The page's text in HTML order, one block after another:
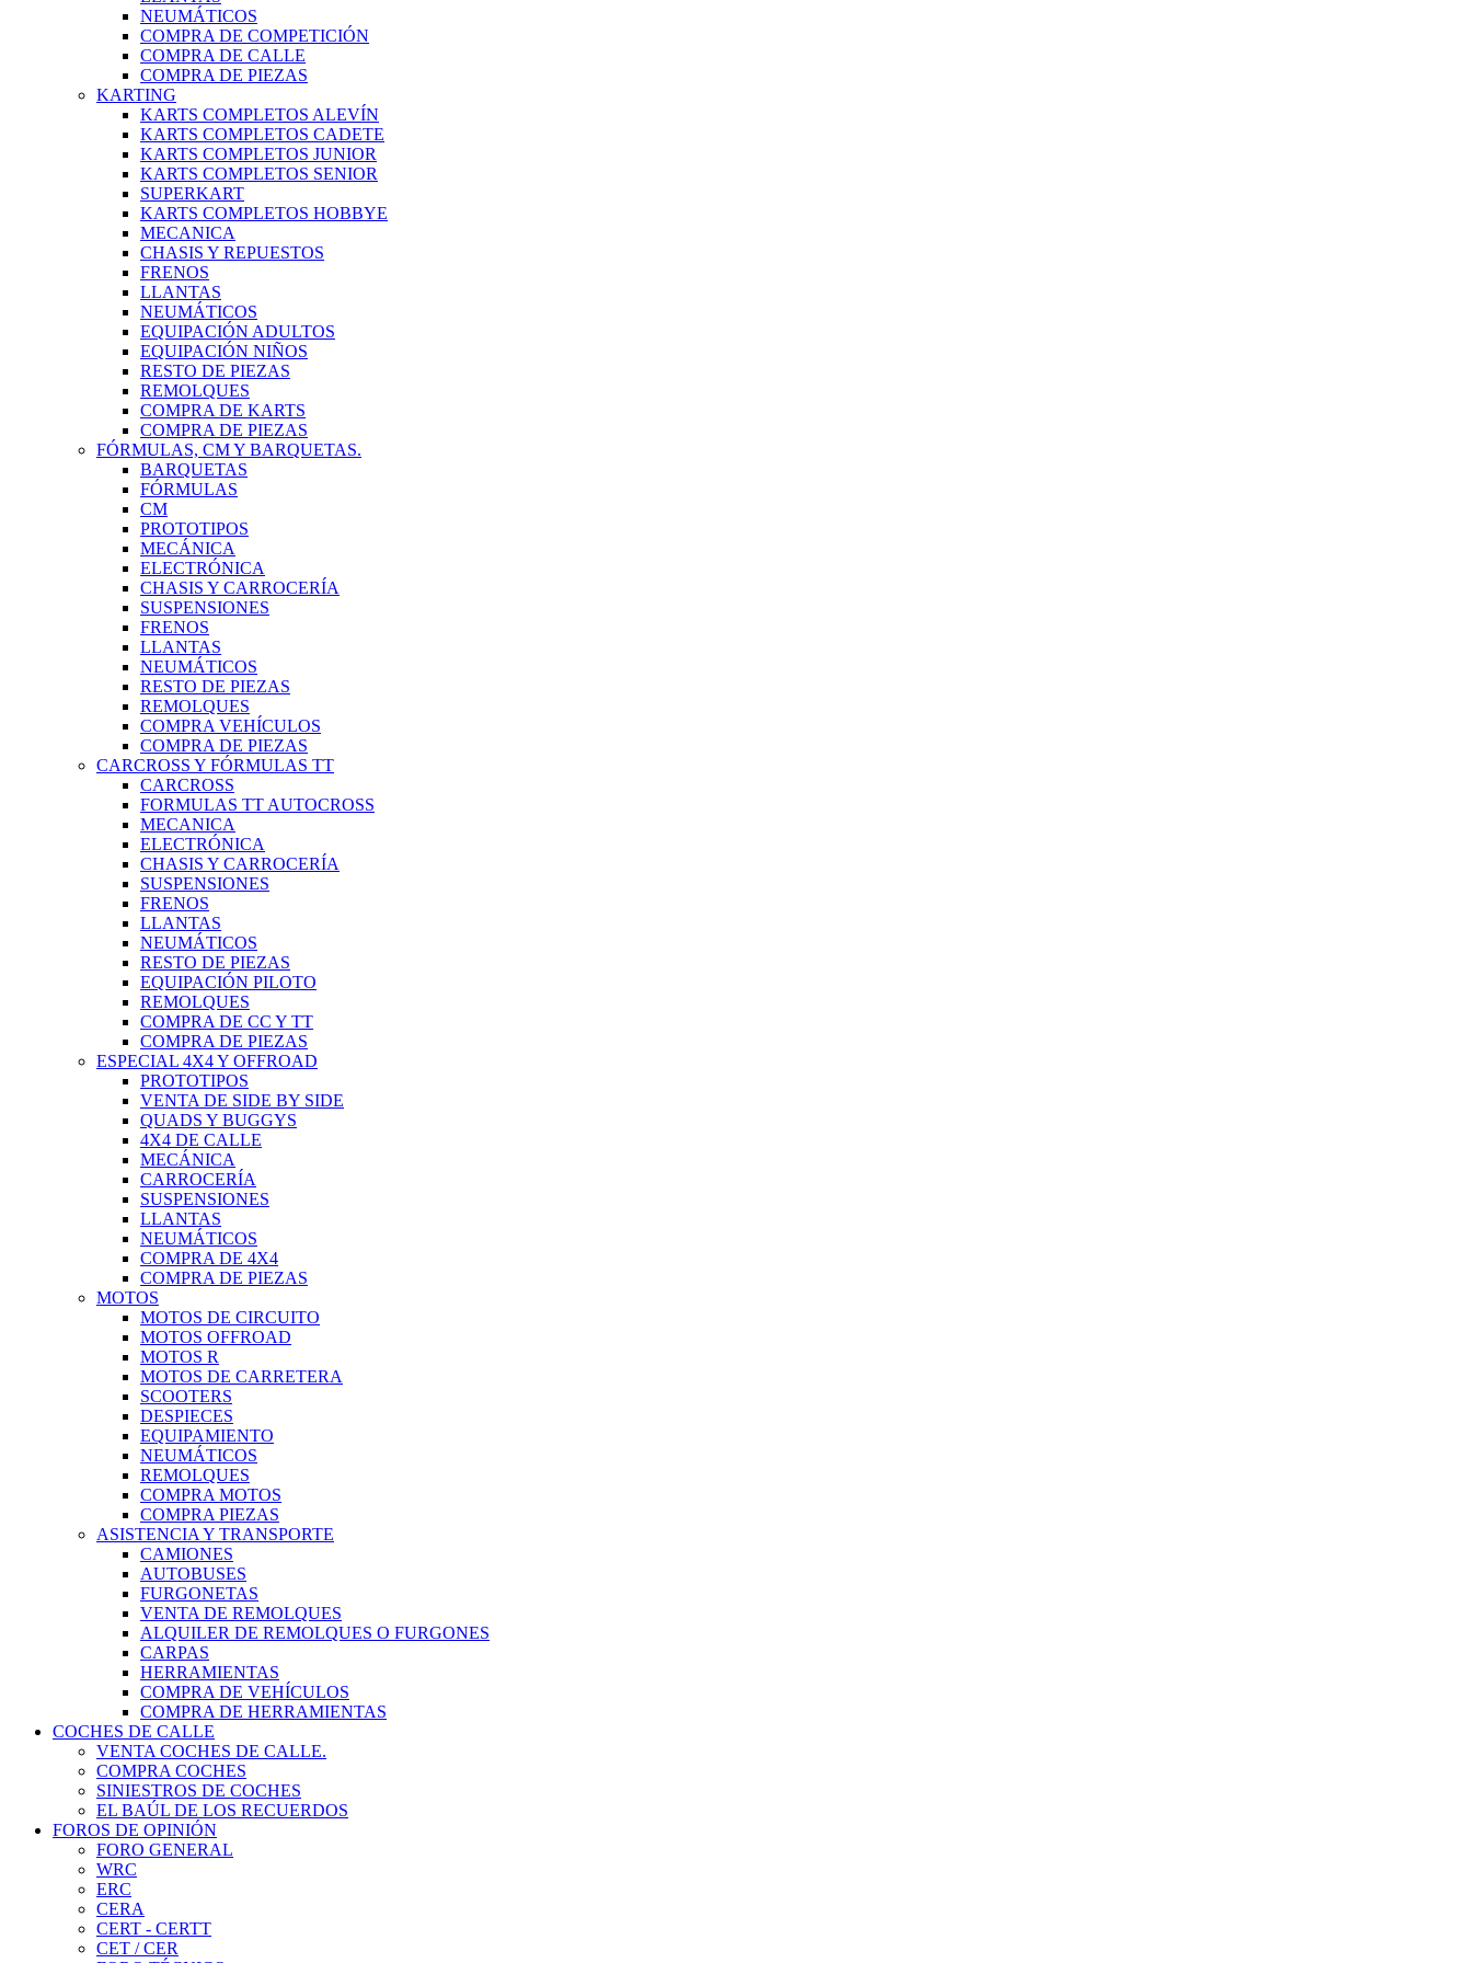
NEUMÁTICOS
COMPRA DE COMPETICIÓN
COMPRA DE CALLE
COMPRA DE PIEZAS
KARTING
KARTS COMPLETOS ALEVÍN
KARTS COMPLETOS CADETE
KARTS COMPLETOS JUNIOR
KARTS COMPLETOS SENIOR
SUPERKART
KARTS COMPLETOS HOBBYE
MECANICA
CHASIS Y REPUESTOS
FRENOS
LLANTAS
NEUMÁTICOS
EQUIPACIÓN ADULTOS
EQUIPACIÓN NIÑOS
RESTO DE PIEZAS
REMOLQUES
COMPRA DE KARTS
COMPRA DE PIEZAS
FÓRMULAS, CM Y BARQUETAS.
BARQUETAS
FÓRMULAS
CM
PROTOTIPOS
MECÁNICA
ELECTRÓNICA
CHASIS Y CARROCERÍA
SUSPENSIONES
FRENOS
LLANTAS
NEUMÁTICOS
RESTO DE PIEZAS
REMOLQUES
COMPRA VEHÍCULOS
COMPRA DE PIEZAS
CARCROSS Y FÓRMULAS TT
CARCROSS
FORMULAS TT AUTOCROSS
MECANICA
ELECTRÓNICA
CHASIS Y CARROCERÍA
SUSPENSIONES
FRENOS
LLANTAS
NEUMÁTICOS
RESTO DE PIEZAS
EQUIPACIÓN PILOTO
REMOLQUES
COMPRA DE CC Y TT
COMPRA DE PIEZAS
ESPECIAL 4X4 Y OFFROAD
PROTOTIPOS
VENTA DE SIDE BY SIDE
QUADS Y BUGGYS
4X4 DE CALLE
MECÁNICA
CARROCERÍA
SUSPENSIONES
LLANTAS
NEUMÁTICOS
COMPRA DE 4X4
COMPRA DE PIEZAS
MOTOS
MOTOS DE CIRCUITO
MOTOS OFFROAD
MOTOS R
MOTOS DE CARRETERA
SCOOTERS
DESPIECES
EQUIPAMIENTO
NEUMÁTICOS
REMOLQUES
COMPRA MOTOS
COMPRA PIEZAS
ASISTENCIA Y TRANSPORTE
CAMIONES
AUTOBUSES
FURGONETAS
VENTA DE REMOLQUES
ALQUILER DE REMOLQUES O FURGONES
CARPAS
HERRAMIENTAS
COMPRA DE VEHÍCULOS
COMPRA DE HERRAMIENTAS
COCHES DE CALLE
VENTA COCHES DE CALLE.
COMPRA COCHES
SINIESTROS DE COCHES
EL BAÚL DE LOS RECUERDOS
FOROS DE OPINIÓN
FORO GENERAL
WRC
ERC
CERA
CERT - CERTT
CET / CER